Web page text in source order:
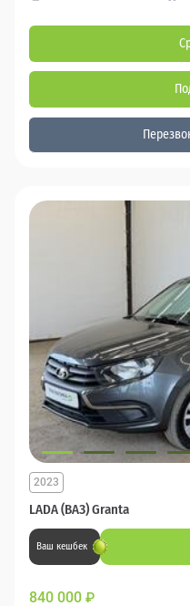
LADA (ВАЗ) Granta
2023
Ваш кешбек
840 000 ₽